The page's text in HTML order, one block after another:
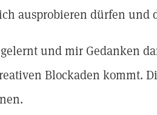
ausprobieren dürfen und
und mir Gedanken
Blockaden kommt.